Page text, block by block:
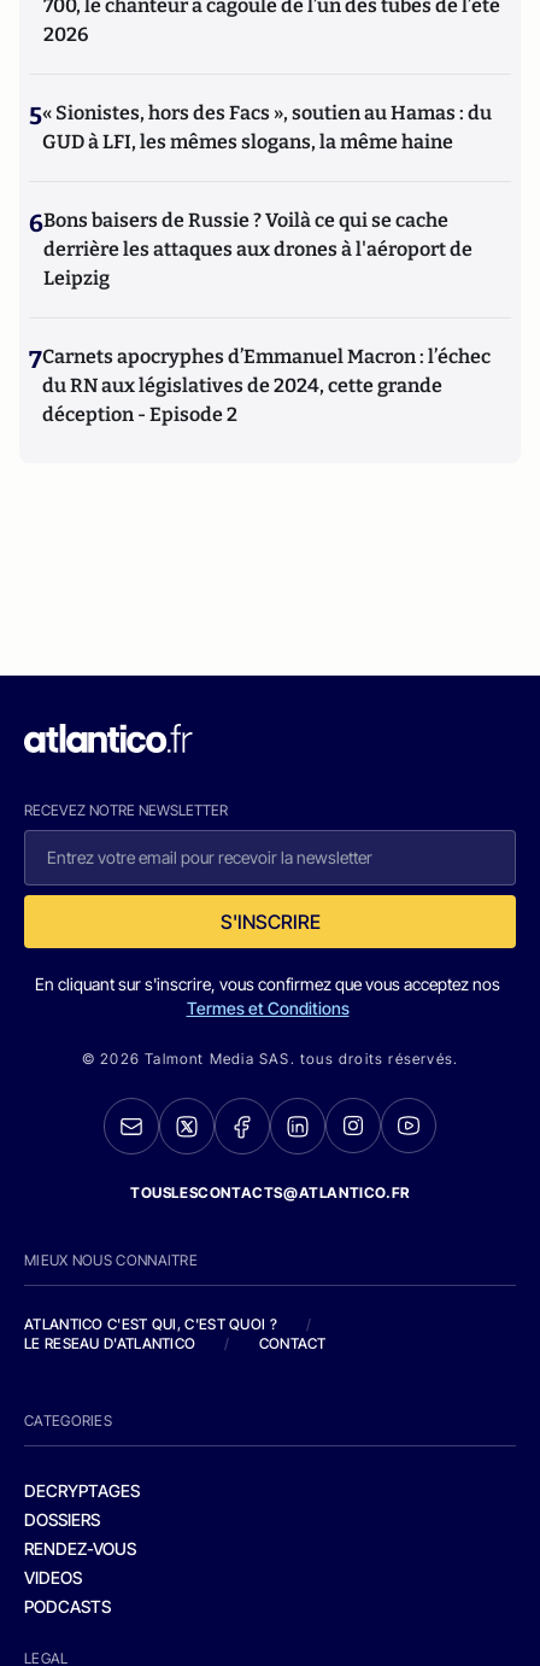
700, le chanteur à cagoule de l’un des tubes de l’été
2026
5« Sionistes, hors des Facs », soutien au Hamas : du
GUD à LFI, les mêmes slogans, la même haine
6Bons baisers de Russie ? Voilà ce qui se cache
derrière les attaques aux drones à l'aéroport de
Leipzig
7Carnets apocryphes d’Emmanuel Macron : l’échec
du RN aux législatives de 2024, cette grande
déception - Episode 2
RECEVEZ NOTRE NEWSLETTER
S'INSCRIRE
En cliquant sur s'inscrire, vous confirmez que vous acceptez nos
Termes et Conditions
© 2026 Talmont Media SAS. tous droits réservés.
TOUSLESCONTACTS@ATLANTICO.FR
MIEUX NOUS CONNAITRE
ATLANTICO C'EST QUI, C'EST QUOI ?
/
LE RESEAU D'ATLANTICO
/ CONTACT
CATEGORIES
DECRYPTAGES
DOSSIERS
RENDEZ-VOUS
VIDEOS
PODCASTS
LEGAL